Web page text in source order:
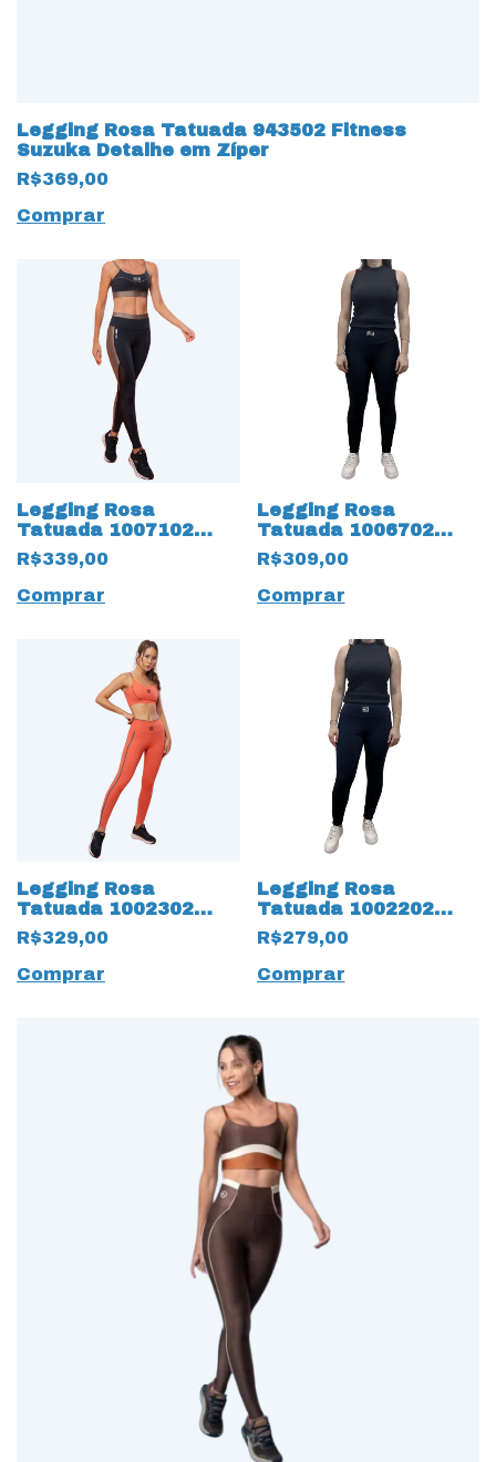
Legging Rosa Tatuada 943502 Fitness
Suzuka Detalhe em Zíper
R$369,00
Comprar
Legging Rosa
Tatuada 1007102
Power Trilobal
Preto/Caqui
R$339,00
Comprar
Legging Rosa
Tatuada 1006702
StarShine Preto
R$309,00
Comprar
Legging Rosa
Tatuada 1002302
Hyper com Fita
Terracota
R$329,00
Comprar
Legging Rosa
Tatuada 1002202
Hyper Basico Preto
R$279,00
Comprar